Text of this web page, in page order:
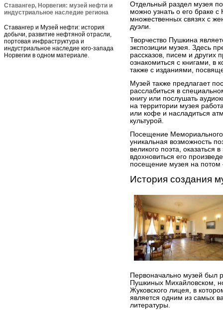
Ставангер, Норвегия: музей нефти и
индустриальное наследие региона
Ставангер и Музей нефти: история
добычи, развитие нефтяной отрасли,
портовая инфраструктура и
индустриальное наследие юго-запада
Норвегии в одном материале.
Отдельный раздел музея
можно узнать о его браке
множественных связях с
дуэли.
Творчество Пушкина
экспозиции музея. Здесь
рассказов, писем и других
ознакомиться с книгами, в
также с изданиями,
Музей также предлагает
расслабиться в
книгу или послушать
на территории музея
или кофе и насладиться
культурой.
Посещение
уникальная возможность
великого поэта, оказаться
вдохновиться его
посещение музея на потом
История создания
Первоначально музей был
Пушкиных Михайловском,
Жуковского лицея, в
является одним из самых
литературы.